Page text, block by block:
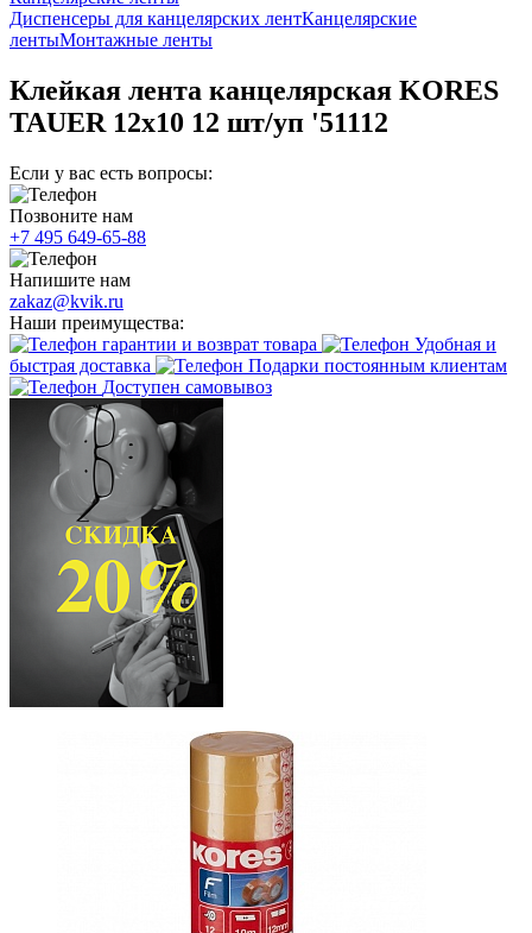
Диспенсеры для канцелярских лентКанцелярские
лентыМонтажные ленты
Клейкая лента канцелярская KORES
TAUER 12x10 12 шт/уп '51112
Если у вас есть вопросы:
Позвоните нам
+7 495 649-65-88
Напишите нам
zakaz@kvik.ru
Наши преимущества:
гарантии и возврат товара
Удобная и
быстрая доставка
Подарки постоянным клиентам
Доступен самовывоз